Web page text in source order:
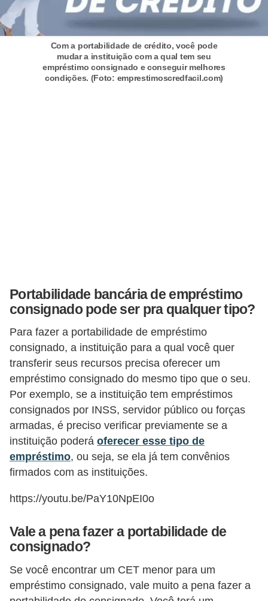
Com a portabilidade de crédito, você pode
mudar a instituição com a qual tem seu
empréstimo consignado e conseguir melhores
condições. (Foto: emprestimoscredfacil.com)
Portabilidade bancária de empréstimo
consignado pode ser pra qualquer tipo?
Para fazer a portabilidade de empréstimo
consignado, a instituição para a qual você quer
transferir seus recursos precisa oferecer um
empréstimo consignado do mesmo tipo que o seu.
Por exemplo, se a instituição tem empréstimos
consignados por INSS, servidor público ou forças
armadas, é preciso verificar previamente se a
instituição poderá oferecer esse tipo de
empréstimo, ou seja, se ela já tem convênios
firmados com as instituições.
https://youtu.be/PaY10NpEI0o
Vale a pena fazer a portabilidade de
consignado?
Se você encontrar um CET menor para um
empréstimo consignado, vale muito a pena fazer a
r
a
n
a
n
c
a
m
e
n
t
o
s
o
r
m
a